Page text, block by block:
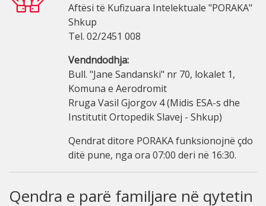
Aftësi të Kufizuara Intelektuale "PORAKA"
Shkup
Tel. 02/2451 008
Vendndodhja:
Bull. "Jane Sandanski" nr 70, lokalet 1,
Komuna e Aerodromit
Rruga Vasil Gjorgov 4 (Midis ESA-s dhe
Institutit Ortopedik Slavej - Shkup)
Qendrat ditore PORAKA funksionojnë çdo
ditë pune, nga ora 07:00 deri në 16:30.
Qendra e parë familjare në qytetin